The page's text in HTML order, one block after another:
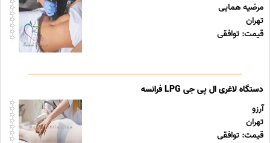
مرضیه همایی
تهران
قیمت: توافقی
دستگاه لاغری ال پی جی LPG فرانسه
آرزو
تهران
قیمت: توافقی